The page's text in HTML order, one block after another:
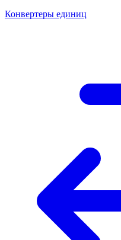
Конвертеры единиц